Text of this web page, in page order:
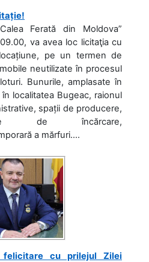
Ferată din Moldova”
va avea loc licitaţia cu
pe un termen de
neutilizate în procesul
Bunurile, amplasate în
localitatea Bugeac, raionul
spații de producere,
de încărcare,
a mărfuri....
felicitare cu prilejul Zilei